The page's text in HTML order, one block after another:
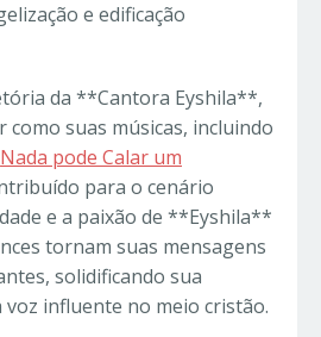
e edificação
da **Cantora Eyshila**,
suas músicas, incluindo
Nada pode Calar um
para o cenário
e a paixão de **Eyshila**
tornam suas mensagens
solidificando sua
voz influente no meio cristão.